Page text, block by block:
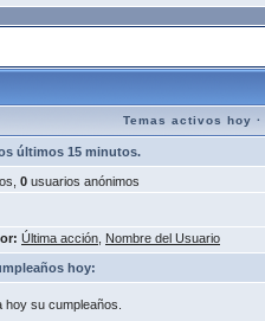
Temas activos hoy ·
últimos 15 minutos.
0 usuarios anónimos
Última acción Nombre del Usuario
hoy:
hoy su cumpleaños.